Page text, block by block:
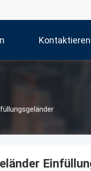
Kontaktieren